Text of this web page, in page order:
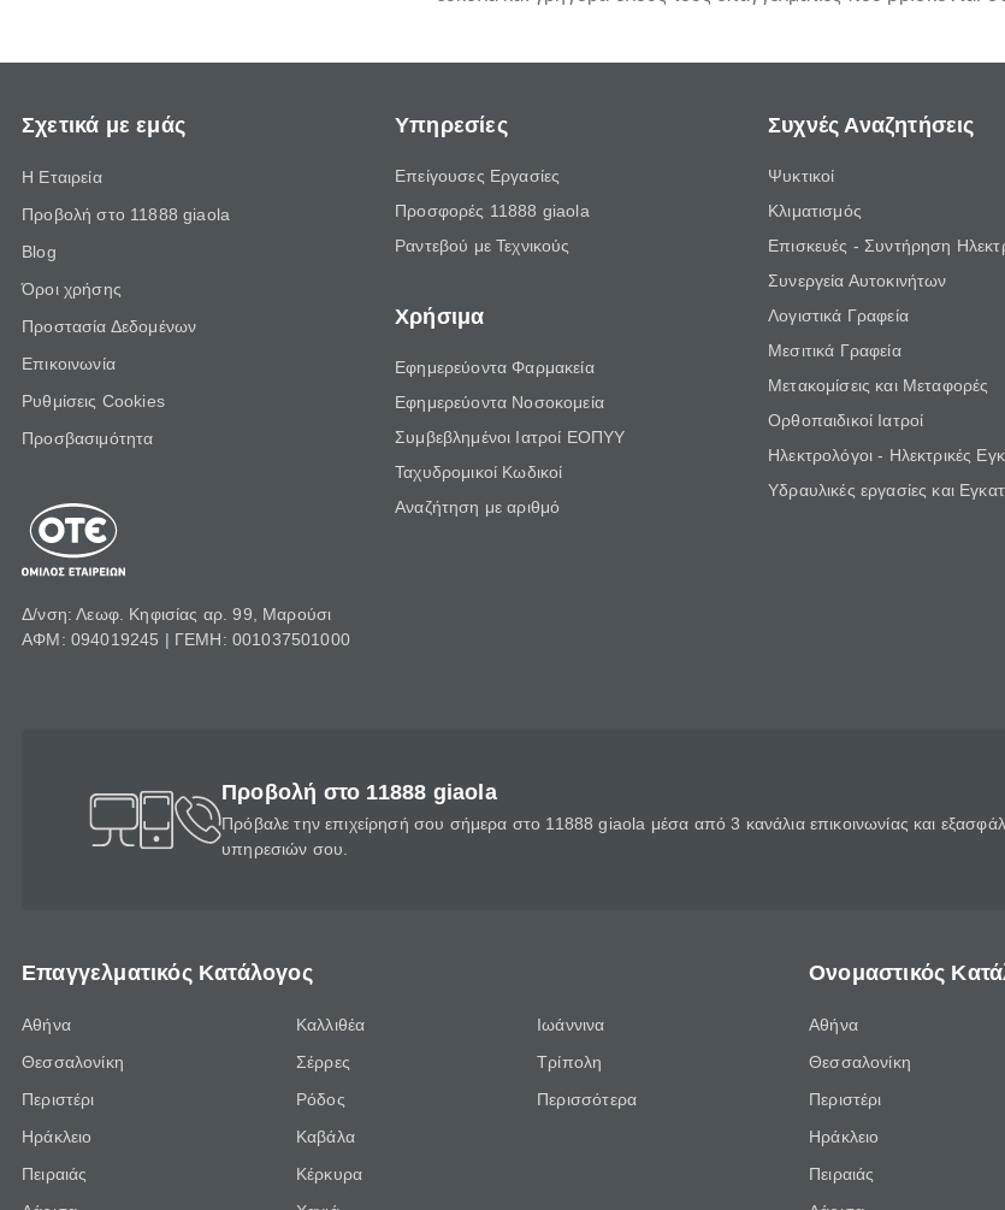
Σχετικά με εμάς
Η Εταιρεία
Προβολή στο 11888 giaola
Blog
Όροι χρήσης
Προστασία Δεδομένων
Επικοινωνία
Ρυθμίσεις Cookies
Προσβασιμότητα
Δ/νση: Λεωφ. Κηφισίας αρ. 99, Μαρούσι
ΑΦΜ: 094019245 | ΓΕΜΗ: 001037501000
Υπηρεσίες
Επείγουσες Εργασίες
Προσφορές 11888 giaola
Ραντεβού με Τεχνικούς
Χρήσιμα
Εφημερεύοντα Φαρμακεία
Εφημερεύοντα Νοσοκομεία
Συμβεβλημένοι Ιατροί ΕΟΠΥΥ
Ταχυδρομικοί Κωδικοί
Αναζήτηση με αριθμό
Συχνές Αναζητήσεις
Ψυκτικοί
Κλιματισμός
Επισκευές - Συντήρηση
Συνεργεία Αυτοκινήτων
Λογιστικά Γραφεία
Μεσιτικά Γραφεία
Μετακομίσεις και Μεταφορές
Ορθοπαιδικοί Ιατροί
Ηλεκτρολόγοι - Ηλεκτρικές
Υδραυλικές εργασίες και
Προβολή στο 11888 giaola
Πρόβαλε την επιχείρησή σου σήμερα στο 11888 giaola μέσα από 3 κανάλια επικοινωνίας και
υπηρεσιών σου.
Επαγγελματικός Κατάλογος
Αθήνα
Θεσσαλονίκη
Περιστέρι
Ηράκλειο
Πειραιάς
Καλλιθέα
Σέρρες
Ρόδος
Καβάλα
Κέρκυρα
Ιωάννινα
Τρίπολη
Περισσότερα
Ονομαστικός
Αθήνα
Θεσσαλονίκη
Περιστέρι
Ηράκλειο
Πειραιάς